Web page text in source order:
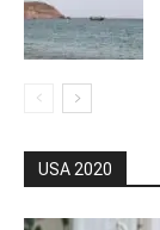
USA 2020